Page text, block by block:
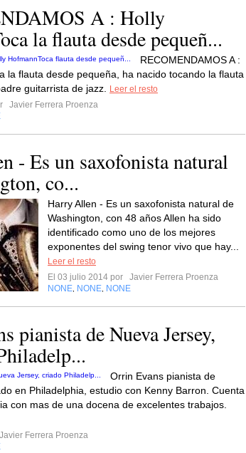
A : Holly
la flauta desde pequeñ...
RECOMENDAMOS A :
la flauta desde pequeña, ha nacido tocando la flauta
guitarrista de jazz.
Leer el resto
Javier Ferrera Proenza
- Es un saxofonista natural
co...
Harry Allen - Es un saxofonista natural de
Washington, con 48 años Allen ha sido
identificado como uno de los mejores
exponentes del swing tenor vivo que hay...
Leer el resto
El 03 julio 2014 por
Javier Ferrera Proenza
NONE NONE NONE
pianista de Nueva Jersey,
Orrin Evans pianista de
en Philadelphia, estudio con Kenny Barron. Cuenta
con mas de una docena de excelentes trabajos.
Javier Ferrera Proenza